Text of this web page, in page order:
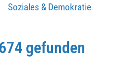
Soziales & Demokratie
gefunden